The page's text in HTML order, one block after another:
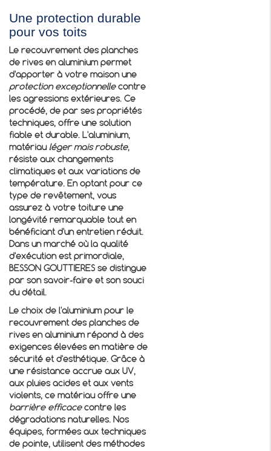
Une protection durable
pour vos toits
Le recouvrement des planches
de rives en aluminiumpermet
d'apporter à votre maison une
protection exceptionnellecontre
les agressions extérieures. Ce
procédé, de par ses propriétés
techniques, offre une solution
fiable et durable. L'aluminium,
matériau léger mais robuste,
résiste aux changements
climatiques et aux variations de
température. En optant pour ce
type de revêtement, vous
assurez à votre toiture une
longévité remarquable tout en
bénéficiant d'un entretien réduit.
Dans un marché où la qualité
d'exécution est primordiale,
BESSON GOUTTIERES se distingue
par son savoir-faire et son souci
du détail.
Le choix de l'aluminium pour le
recouvrement des planches de
rives en aluminiumrépond à des
exigences élevées en matière de
sécurité et d'esthétique. Grâce à
une résistance accrue aux UV,
aux pluies acides et aux vents
violents, ce matériau offre une
barrière efficacecontre les
dégradations naturelles. Nos
équipes, formées aux techniques
de pointe, utilisent des méthodes